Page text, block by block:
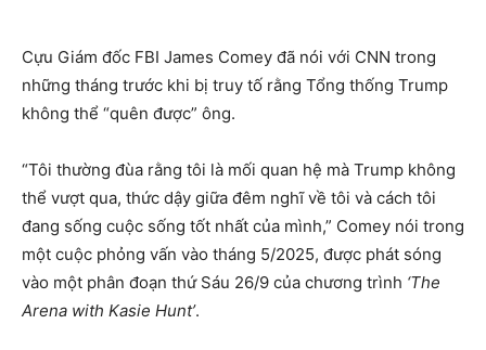
Cựu Giám đốc FBI James Comey đã nói với CNN trong
những tháng trước khi bị truy tố rằng Tổng thống Trump
không thể “quên được” ông.
“Tôi thường đùa rằng tôi là mối quan hệ mà Trump không
thể vượt qua, thức dậy giữa đêm nghĩ về tôi và cách tôi
đang sống cuộc sống tốt nhất của mình,” Comey nói trong
một cuộc phỏng vấn vào tháng 5/2025, được phát sóng
vào một phân đoạn thứ Sáu 26/9 của chương trình ‘The
Arena with Kasie Hunt’.